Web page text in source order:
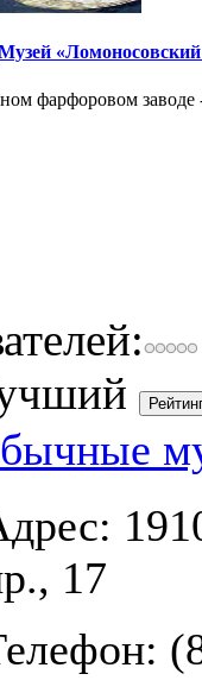
фарфоровом
17